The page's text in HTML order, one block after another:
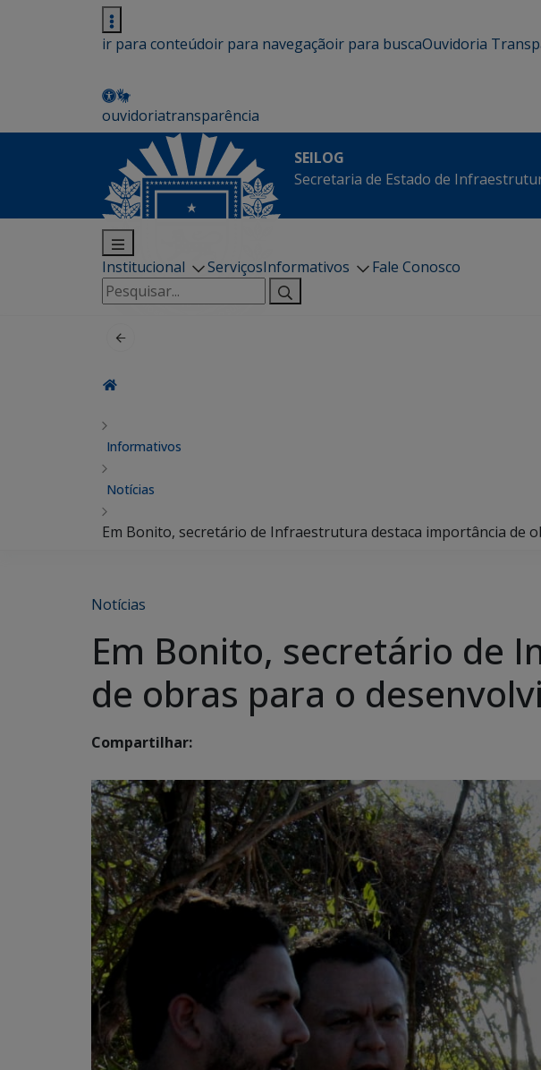
ir para conteúdoir para navegaçãoir para buscaOuvidoria
ouvidoriatransparência
SEILOG
Secretaria de Estado de
Institucional ServiçosInformativos
Fale Conosco
Pesquisar
por:
Informativos
Notícias
Em Bonito, secretário de Infraestrutura destaca importância de
Notícias
Em Bonito, secretário de
de obras para o
Compartilhar: